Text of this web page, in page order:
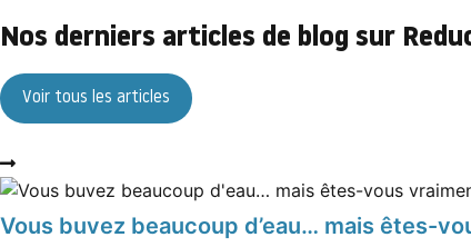
Nos derniers articles de blog sur
Voir tous les articles
Vous buvez beaucoup d’eau… mais êtes-